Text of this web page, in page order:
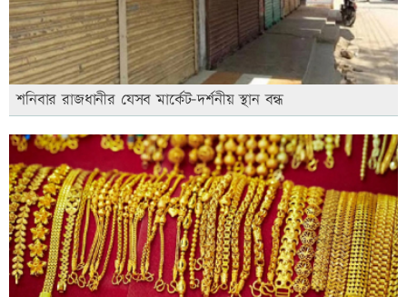
শনিবার রাজধানীর যেসব মার্কেট-দর্শনীয় স্থান বন্ধ